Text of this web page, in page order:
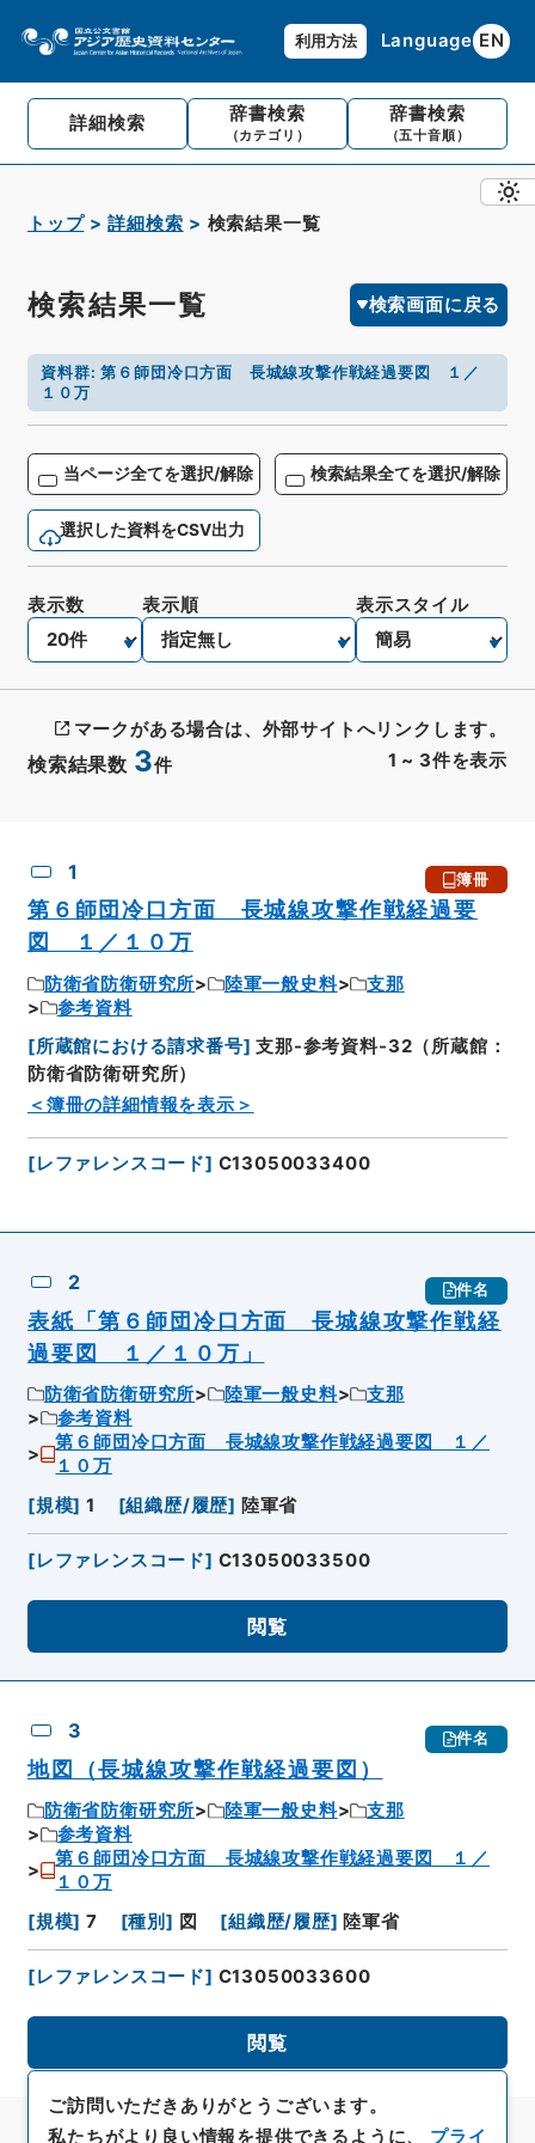
利用方法 Language EN
詳細検索 辞書検索
（カテゴリ）
辞書検索
（五十音順）
トップ 詳細検索 検索結果一覧
検索結果一覧 検索画面に戻る
資料群:第６師団冷口方面 長城線攻撃作戦経過要図 １／
１０万
当ページ全てを選択/解除 検索結果全てを選択/解除
選択した資料をCSV出力
検索結果数 3件 1 ~ 3件を表示
表示数 表示順 表示スタイル
マークがある場合は、外部サイトへリンクします。
1 簿冊
第６師団冷口方面 長城線攻撃作戦経過要
図 １／１０万
防衛省防衛研究所 陸軍一般史料
支那
参考資料
[所蔵館における請求番号] 支那-参考資料-32（所蔵館：
防衛省防衛研究所）
＜簿冊の詳細情報を表示＞
[レファレンスコード] C13050033400
2 件名
表紙「第６師団冷口方面 長城線攻撃作戦経
過要図 １／１０万」
防衛省防衛研究所 陸軍一般史料
支那
参考資料
第６師団冷口方面 長城線攻撃作戦経過要図 １／
１０万
[規模] 1 [組織歴/履歴] 陸軍省
[レファレンスコード] C13050033500
閲覧
3 件名
地図（長城線攻撃作戦経過要図）
防衛省防衛研究所 陸軍一般史料
支那
参考資料
第６師団冷口方面 長城線攻撃作戦経過要図 １／
１０万
[規模] 7 [種別 ] 図 [組織歴/履歴] 陸軍省
[レファレンスコード] C13050033600
閲覧
ご訪問いただきありがとうございます。
私たちがより良い情報を提供できるように、 プライ